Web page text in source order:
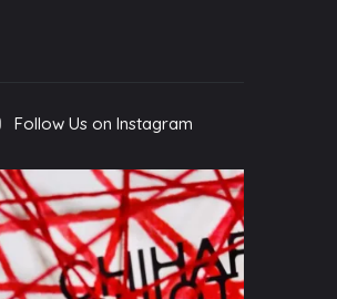
Follow Us on Instagram